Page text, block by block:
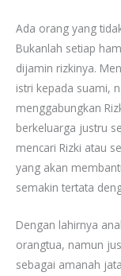
Ada orang yang
Bukanlah setiap
dijamin rizkinya.
istri kepada suami,
menggabungkan
berkeluarga justru
mencari Rizki atau
yang akan
semakin tertata
Dengan lahirnya
orangtua, namun
sebagai amanah